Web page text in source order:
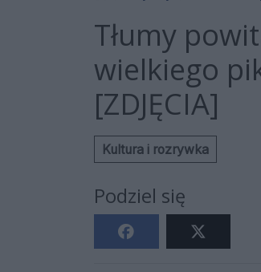
Tłumy
wielkiego
[ZDJĘCIA]
Kultura i rozrywka
Podziel się